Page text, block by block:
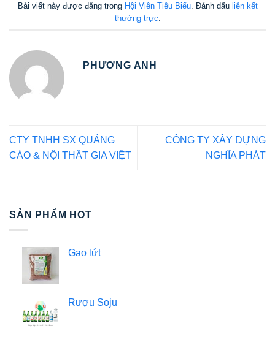
Bài viết này được đăng trong Hội Viên Tiêu Biểu. Đánh dấu liên kết
thường trực.
PHƯƠNG ANH
CTY TNHH SX QUẢNG
CÁO & NỘI THẤT GIA VIỆT
CÔNG TY XÂY DỰNG
NGHĨA PHÁT
SẢN PHẨM HOT
Gạo lứt
Rượu Soju